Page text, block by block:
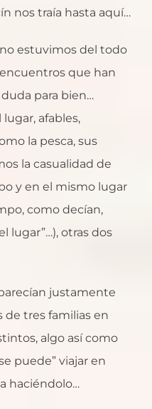
nos traía hasta aquí…
estuvimos del todo
que han
para bien…
afables,
la pesca, sus
la casualidad de
y en el mismo lugar
como decían,
lugar”…), otras dos
justamente
de tres familias en
algo así como
puede” viajar en
haciéndolo…